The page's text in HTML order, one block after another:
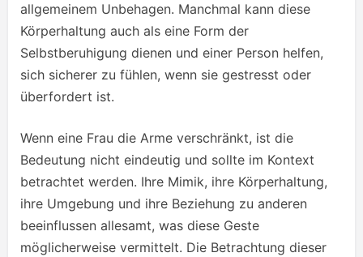
allgemeinem Unbehagen. Manchmal kann diese
Körperhaltung auch als eine Form der
Selbstberuhigung dienen und einer Person helfen,
sich sicherer zu fühlen, wenn sie gestresst oder
überfordert ist.
Wenn eine Frau die Arme verschränkt, ist die
Bedeutung nicht eindeutig und sollte im Kontext
betrachtet werden. Ihre Mimik, ihre Körperhaltung,
ihre Umgebung und ihre Beziehung zu anderen
beeinflussen allesamt, was diese Geste
möglicherweise vermittelt. Die Betrachtung dieser